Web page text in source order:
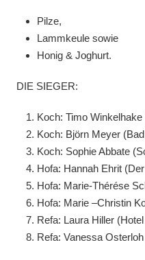
Pilze,
Lammkeule sowie
Honig & Joghurt.
DIE SIEGER:
Koch: Timo
Koch: Björn Meyer
Koch: Sophie Abbate
Hofa: Hannah Ehrit
Hofa: Marie-Thérése
Hofa: Marie –Christin
Refa: Laura Hiller
Refa: Vanessa